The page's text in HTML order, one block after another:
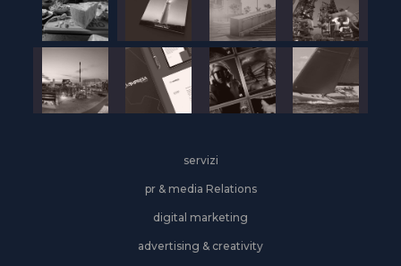
servizi
pr & media Relations
digital marketing
advertising & creativity